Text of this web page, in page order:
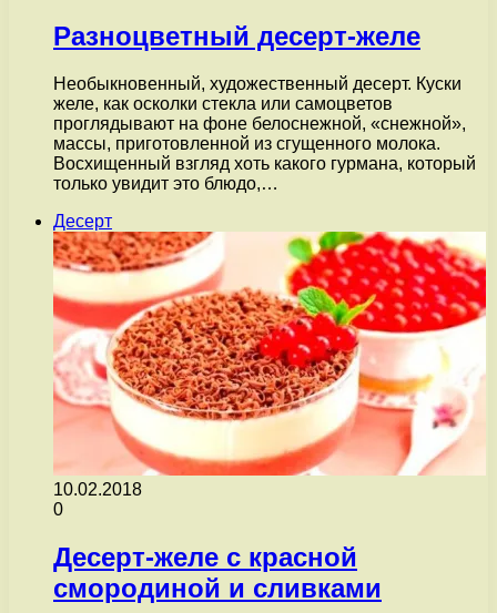
Разноцветный десерт-желе
Необыкновенный, художественный десерт. Куски
желе, как осколки стекла или самоцветов
проглядывают на фоне белоснежной, «снежной»,
массы, приготовленной из сгущенного молока.
Восхищенный взгляд хоть какого гурмана, который
только увидит это блюдо,…
Десерт
10.02.2018
0
Десерт-желе с красной
смородиной и сливками